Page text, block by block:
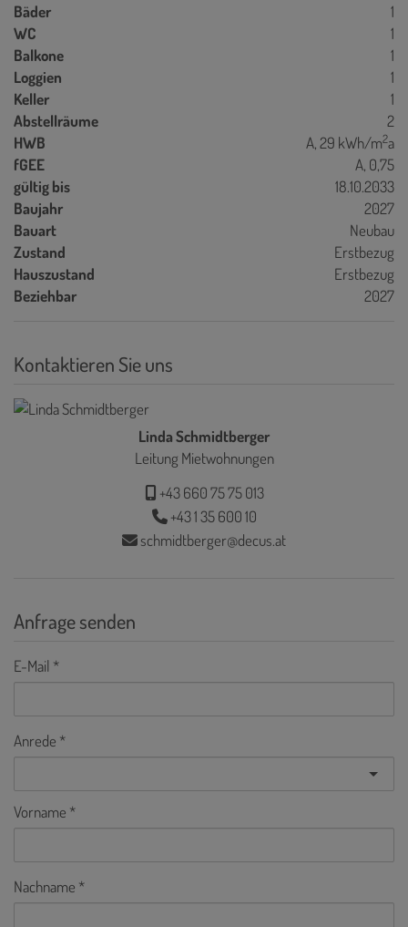
Bäder
1
WC
1
Balkone
1
Loggien
1
Keller
1
Abstellräume
2
HWB
A, 29 kWh/m2a
fGEE
A, 0,75
gültig bis
18.10.2033
Baujahr
2027
Bauart
Neubau
Zustand
Erstbezug
Hauszustand
Erstbezug
Beziehbar
2027
Kontaktieren Sie uns
Linda Schmidtberger
Leitung Mietwohnungen
+43 660 75 75 013
+43 1 35 600 10
schmidtberger@decus.at
Anfrage senden
E-Mail
Anrede
Vorname
Nachname